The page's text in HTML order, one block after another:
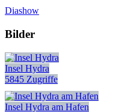
Diashow
Bilder
Insel Hydra
5845 Zugriffe
Insel Hydra am Hafen